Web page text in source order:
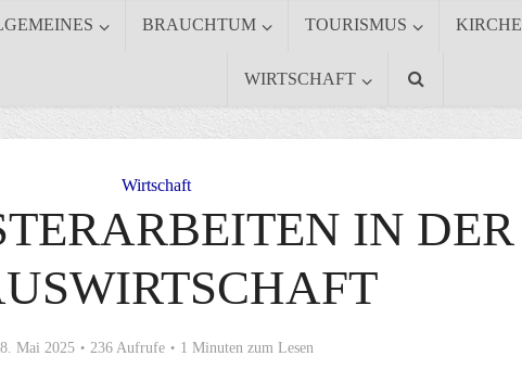
BRAUCHTUM TOURISMUS KIRCHE
WIRTSCHAFT
Wirtschaft
IN DER
8. Mai 2025 236 Aufrufe 1 Minuten zum Lesen